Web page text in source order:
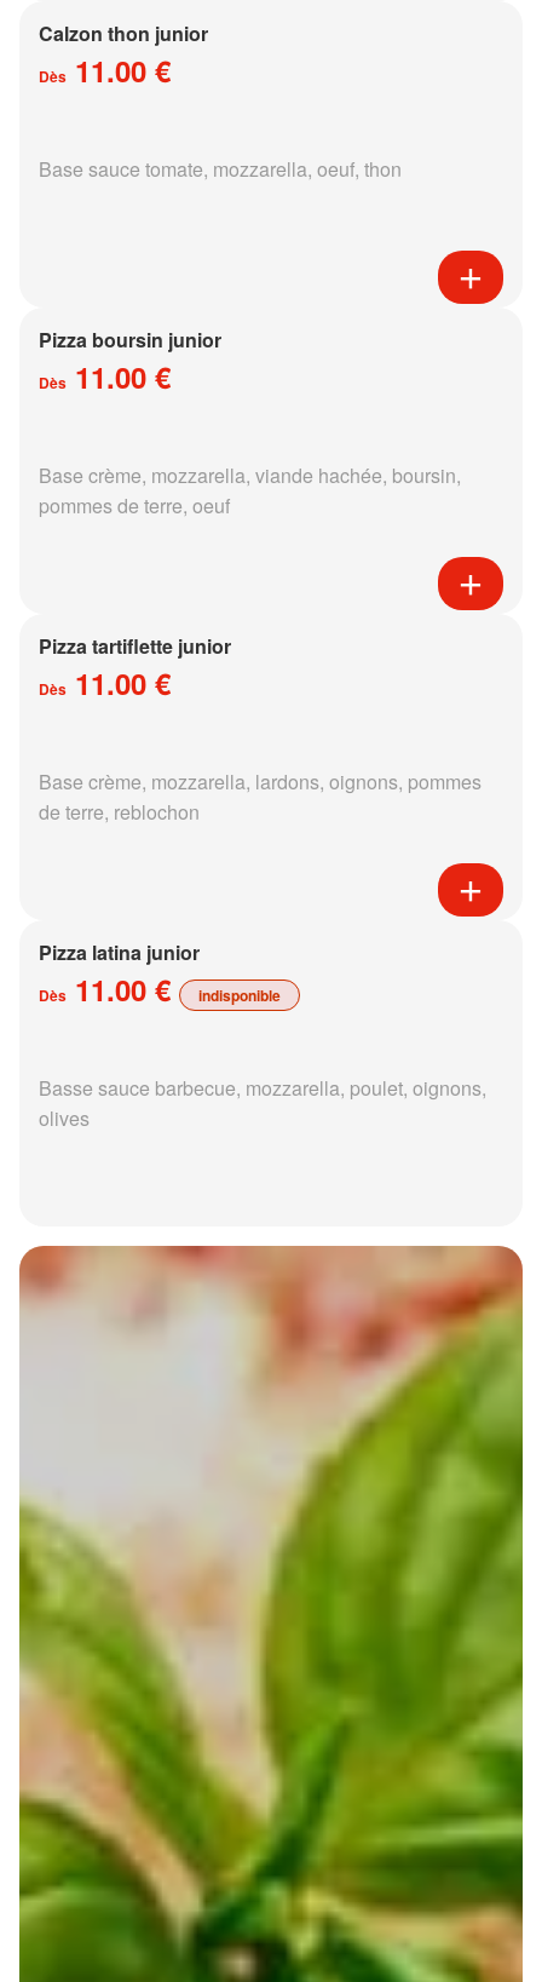
Calzon thon junior
Dès 11.00 €
Base sauce tomate, mozzarella, oeuf, thon
Pizza boursin junior
Dès 11.00 €
Base crème, mozzarella, viande hachée, boursin,
pommes de terre, oeuf
Pizza tartiflette junior
Dès 11.00 €
Base crème, mozzarella, lardons, oignons, pommes
de terre, reblochon
Pizza latina junior
Dès 11.00 € indisponible
Basse sauce barbecue, mozzarella, poulet, oignons,
olives